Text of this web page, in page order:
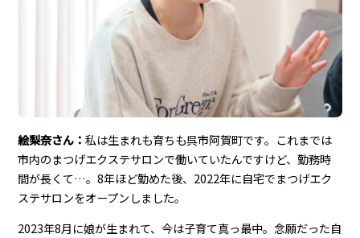
絵梨奈さん：私は生まれも育ちも呉市阿賀町です。これまでは
市内のまつげエクステサロンで働いていたんですけど、勤務時
間が長くて…。8年ほど勤めた後、2022年に自宅でまつげエク
ステサロンをオープンしました。
2023年8月に娘が生まれて、今は子育て真っ最中。念願だった自